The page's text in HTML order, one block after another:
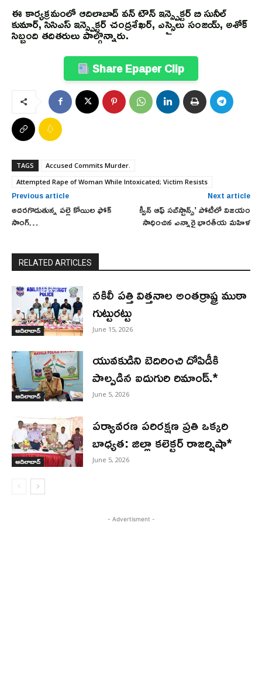
ఈ కార్యక్రమంలో ఆదిలాబాద్ వన్ టౌన్ ఇన్స్పెక్టర్ బి సునీల్
కుమార్, సిసిఎస్ ఇన్స్పెక్టర్ చంద్రశేఖర్, ఎస్సైలు సంజయ్, అశోక్
సిబ్బంది తదితరులు పాల్గొన్నారు.
Share Epaper Clip
TAGS
Accused Commits Murder.
Attempted Rape of Woman While Intoxicated; Victim Resists
Previous article
అదరగొడుతున్న పల్లె కోయిల ఫోక్
సాంగ్…
Next article
క్వీన్ ఆఫ్ సబ్‌స్టాన్స్’ పోటీలో విజయం
సాధించిన ఎన్నారై భారతీయ మహిళ
RELATED ARTICLES
ఆదిలాబాద్
నకిలీ పత్తి విత్తనాల అంతర్రాష్ట్ర ముఠా
గుట్టురట్టు
June 15, 2026
ఆదిలాబాద్
యువకుడిని బెదిరించి దోపిడీకి
పాల్పడిన ఐదుగురి రిమాండ్.*
June 5, 2026
ఆదిలాబాద్
పర్యావరణ పరిరక్షణ ప్రతి ఒక్కరి
బాధ్యత: జిల్లా కలెక్టర్ రాజర్షిషా*
June 5, 2026
- Advertisment -